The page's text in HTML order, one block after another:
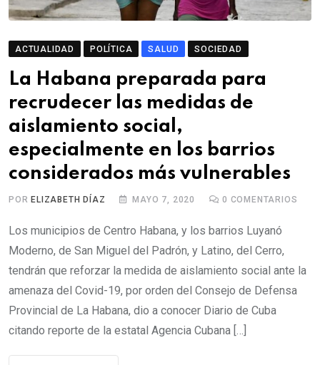
ACTUALIDAD POLÍTICA SALUD SOCIEDAD
La Habana preparada para
recrudecer las medidas de
aislamiento social,
especialmente en los barrios
considerados más vulnerables
POR ELIZABETH DÍAZ MAYO 7, 2020 0 COMENTARIOS
Los municipios de Centro Habana, y los barrios Luyanó
Moderno, de San Miguel del Padrón, y Latino, del Cerro,
tendrán que reforzar la medida de aislamiento social ante la
amenaza del Covid-19, por orden del Consejo de Defensa
Provincial de La Habana, dio a conocer Diario de Cuba
citando reporte de la estatal Agencia Cubana […]